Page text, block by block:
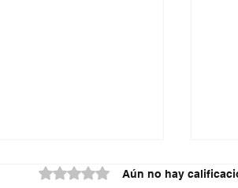
Obtuvo 0 de 5 estrellas.
Aún no hay